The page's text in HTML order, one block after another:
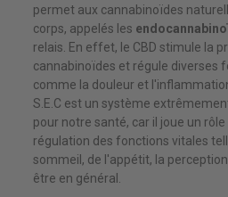
permet aux cannabinoïdes
corps, appelés les
relais. En effet, le CBD stimule la
cannabinoïdes et régule diverses
comme la douleur et
S.E.C est un système
pour notre santé, car il joue un
régulation des fonctions vitales
sommeil, de l'appétit, la
être en général.